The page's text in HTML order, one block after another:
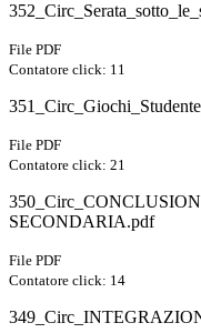
File PDF
Contatore click: 11
File PDF
Contatore click: 21
SECONDARIA.pdf
File PDF
Contatore click: 14